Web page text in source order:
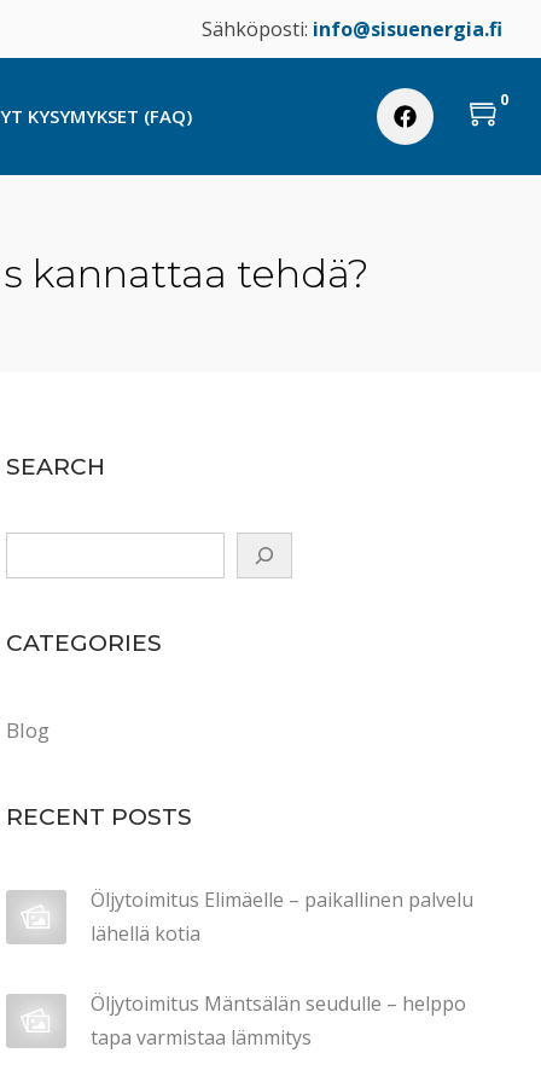
Sähköposti: info@sisuenergia.fi
KYSYMYKSET (FAQ)
0
kannattaa tehdä?
SEARCH
CATEGORIES
Blog
RECENT POSTS
Öljytoimitus Elimäelle – paikallinen palvelu
lähellä kotia
Öljytoimitus Mäntsälän seudulle – helppo
tapa varmistaa lämmitys